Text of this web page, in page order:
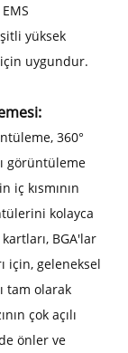
yüksek
uygundur.
360°
görüntüleme
kısmının
kolayca
BGA'lar
için, geleneksel
tam olarak
çok açılı
önler ve